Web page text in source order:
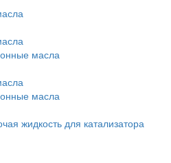
масла
масла
жидкость для катализатора